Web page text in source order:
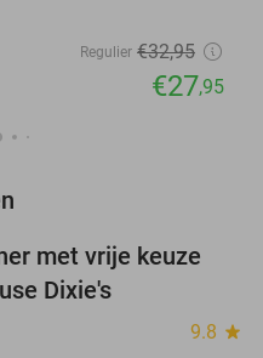
Regulier €32,95
€27,95
15%
met vrije keuze
Dixie's
9.8 star